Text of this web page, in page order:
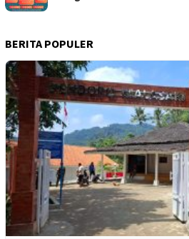
BERITA POPULER